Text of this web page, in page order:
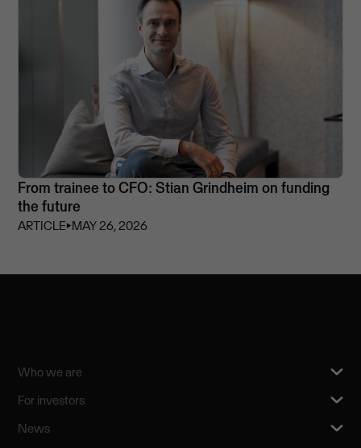
From trainee to CFO: Stian Grindheim on funding
the future
ARTICLE⏵MAY 26, 2026
Who we are
For investors
News